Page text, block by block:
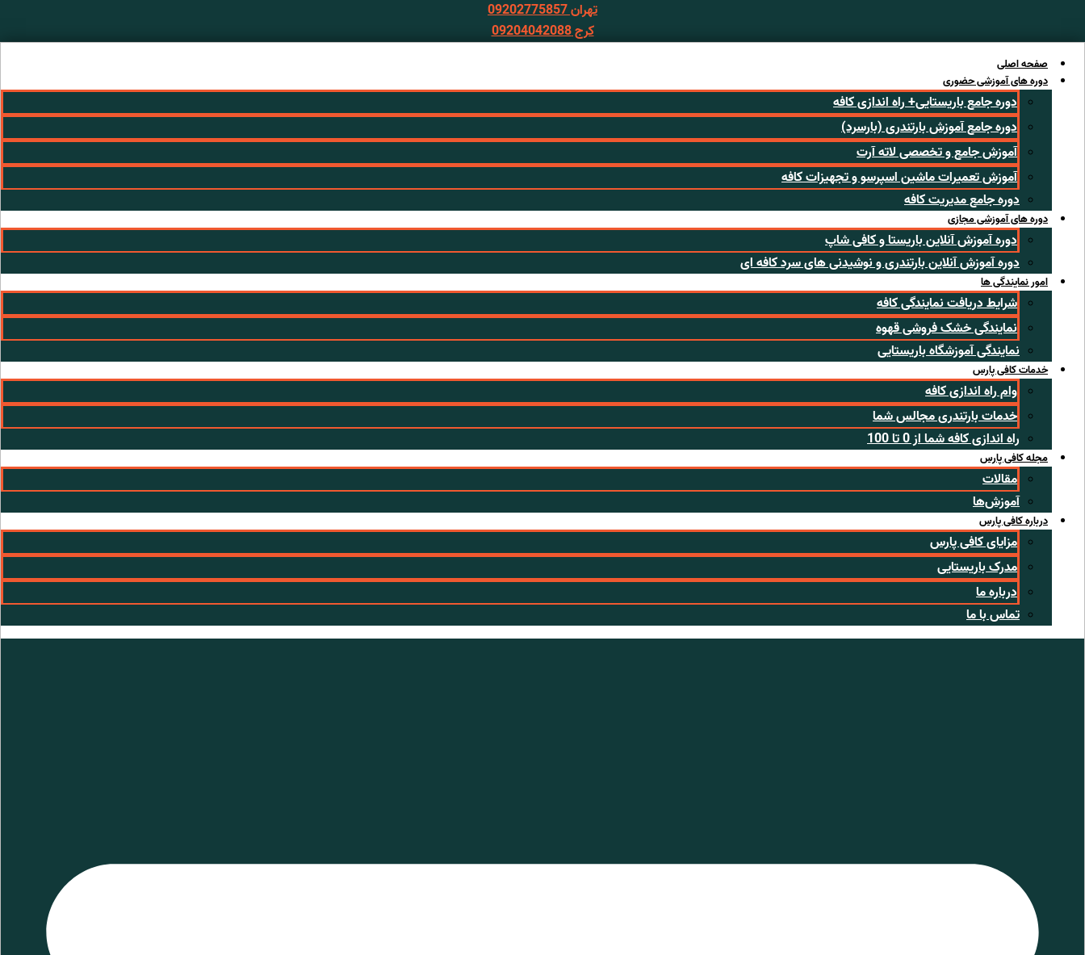
تهران 09202775857
کرج 09204042088
صفحه اصلی
دوره های آموزشی حضوری
دوره جامع باریستایی+ راه اندازی کافه
دوره جامع آموزش بارتندری (بارسرد)
آموزش جامع و تخصصی لاته آرت
آموزش تعمیرات ماشین اسپرسو و تجهیزات کافه
دوره جامع مدیریت کافه
دوره های آموزشی مجازی
دوره آموزش آنلاین باریستا و کافی شاپ
دوره آموزش آنلاین بارتندری و نوشیدنی های سرد کافه ای
امور نمایندگی ها
شرایط دریافت نمایندگی کافه
نمایندگی خشک فروشی قهوه
نمایندگی آموزشگاه باریستایی
خدمات کافی پارس
وام راه اندازی کافه
خدمات بارتندری مجالس شما
راه اندازی کافه شما از 0 تا 100
مجله کافی پارس
مقالات
آموزش‌ها
درباره کافی پارس
مزایای کافی پارس
مدرک باریستایی
درباره ما
تماس با ما